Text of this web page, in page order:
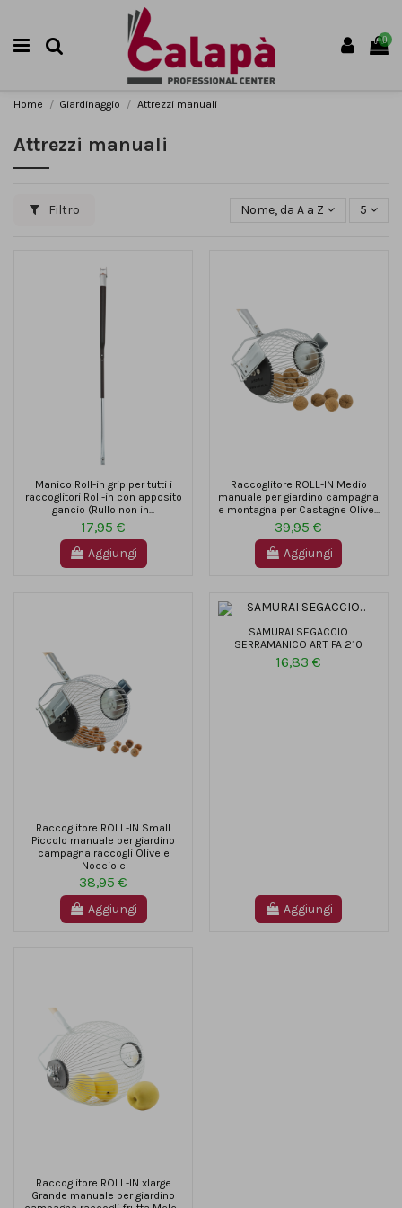
0
Home Giardinaggio Attrezzi manuali
Attrezzi manuali
Filtro Nome, da A a Z 5
Manico Roll-in grip per tutti i
raccoglitori Roll-in con apposito
gancio (Rullo non in...
17,95 €
Aggiungi
Raccoglitore ROLL-IN Medio
manuale per giardino campagna
e montagna per Castagne Olive...
39,95 €
Aggiungi
Raccoglitore ROLL-IN Small
Piccolo manuale per giardino
campagna raccogli Olive e
Nocciole
38,95 €
Aggiungi
SAMURAI SEGACCIO
SERRAMANICO ART FA 210
16,83 €
Aggiungi
Raccoglitore ROLL-IN xlarge
Grande manuale per giardino